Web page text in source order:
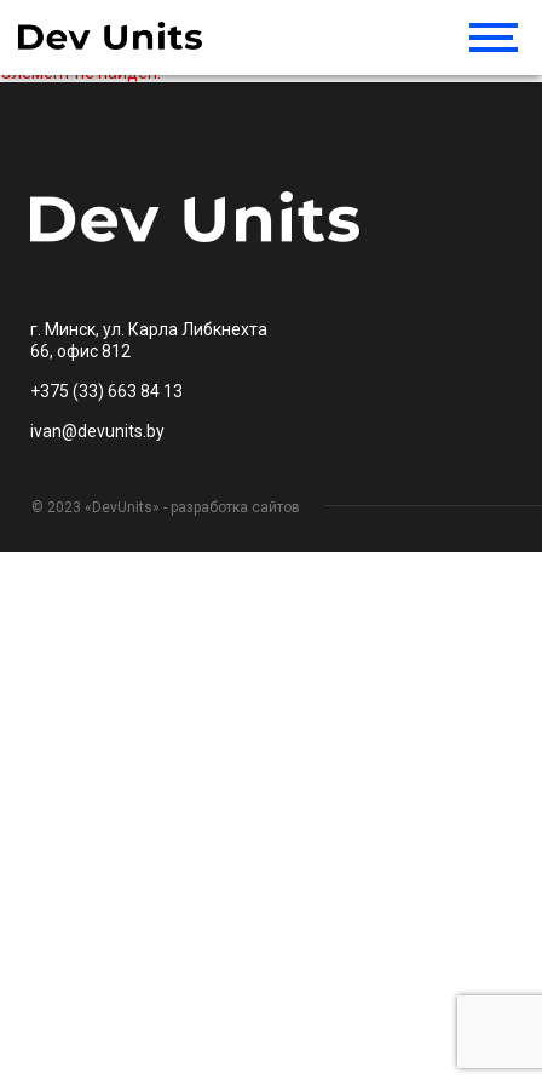
Элемент не найден!
г. Минск, ул. Карла Либкнехта
66, офис 812
+375 (33) 663 84 13
ivan@devunits.by
© 2023 «DevUnits» - разработка сайтов